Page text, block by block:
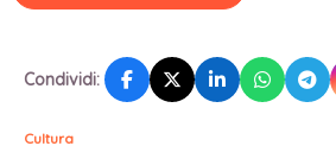
Condividi:
Cultura